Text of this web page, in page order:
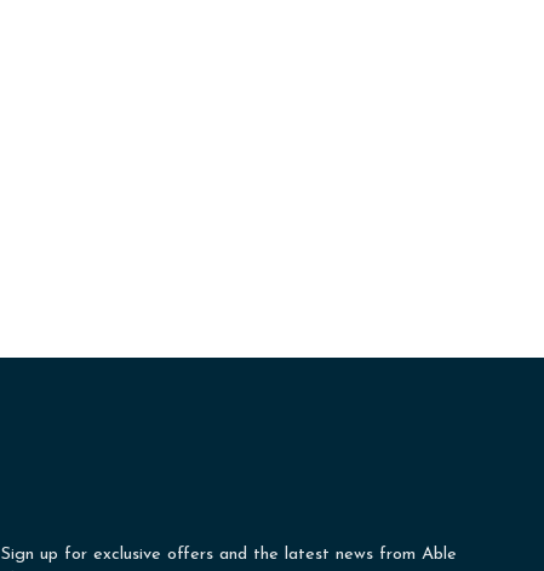
Sign up for exclusive offers and the latest news from Able